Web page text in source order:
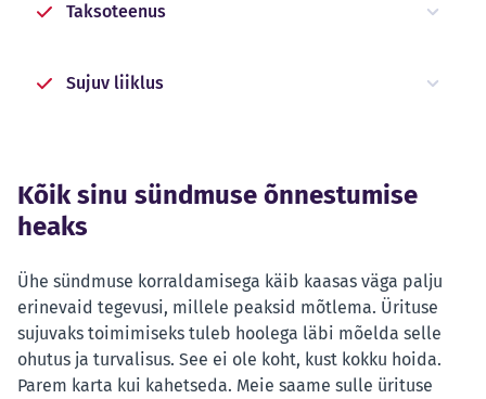
Taksoteenus
Sujuv liiklus
Kõik sinu sündmuse õnnestumise
heaks
Ühe sündmuse korraldamisega käib kaasas väga palju
erinevaid tegevusi, millele peaksid mõtlema. Ürituse
sujuvaks toimimiseks tuleb hoolega läbi mõelda selle
ohutus ja turvalisus. See ei ole koht, kust kokku hoida.
Parem karta kui kahetseda. Meie saame sulle ürituse